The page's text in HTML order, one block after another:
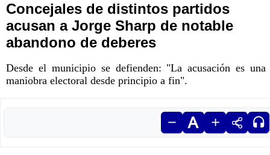
Concejales de distintos partidos
acusan a Jorge Sharp de notable
abandono de deberes
Desde el municipio se defienden: "La acusación es una
maniobra electoral desde principio a fin".